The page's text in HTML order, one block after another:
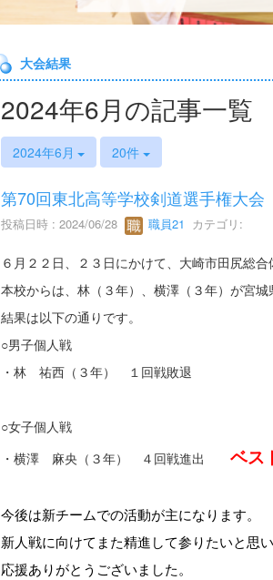
大会結果
2024年6月の記事一覧
2024年6月 20件
第70回東北高等学校剣道選手権大
投稿日時 : 2024/06/28 職員21 カテゴリ:
６月２２日、２３日にかけて、大崎市田尻総
本校からは、林（３年）、横澤（３年）が宮
結果は以下の通りです。
○男子個人戦
・林 祐西（３年） １回戦敗退
○女子個人戦
・横澤 麻央（３年） ４回戦進出 ベス
今後は新チームでの活動が主になります。
新人戦に向けてまた精進して参りたいと思い
応援ありがとうございました。